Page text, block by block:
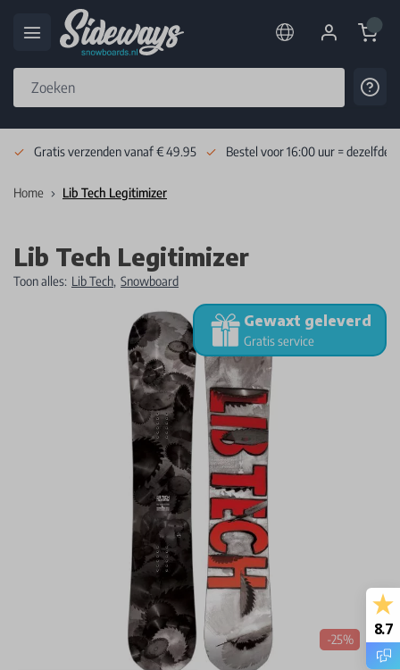
Cart
Gratis verzenden vanaf € 49.95 Bestel voor 16:00 uur = dezelfde
Home Lib Tech Legitimizer
Lib Tech Legitimizer
Toon alles: Lib Tech, Snowboard
Gewaxt geleverd
Gratis service
-25%
8.7